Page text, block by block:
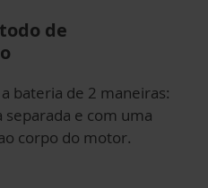
de
bateria de 2 maneiras:
e com uma
corpo do motor.